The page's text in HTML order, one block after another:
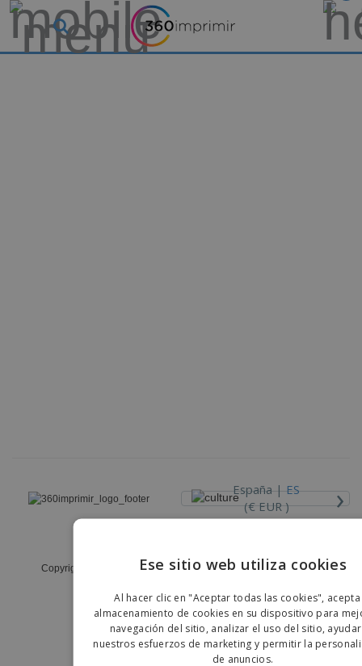
España |ES
(€ EUR )
›
Copyright © 2026 - 360imprimir. Todos los derechos reservados
Ese sitio web utiliza cookies
Al hacer clic en "Aceptar todas las cookies",
almacenamiento de cookies en su dispositivo para
navegación del sitio, analizar el uso del sitio,
nuestros esfuerzos de marketing y permitir la
de anuncios.